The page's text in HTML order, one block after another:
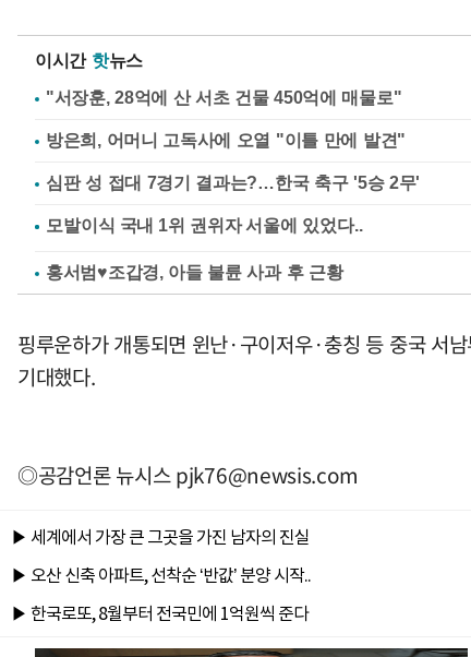
이시간 핫뉴스
"서장훈, 28억에 산 서초 건물 450억에 매물로"
방은희, 어머니 고독사에 오열 "이틀 만에 발견"
심판 성 접대 7경기 결과는?…한국 축구 '5승 2무'
홍서범♥조갑경, 아들 불륜 사과 후 근황
핑루운하가 개통되면 윈난·구이저우·충칭 등 중국 서
기대했다.
◎공감언론 뉴시스pjk76@newsis.com